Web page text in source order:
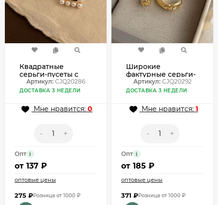
Квадратные
серьги-пусеты с
жемчужным
кантом CJQ20286
Артикул: CJQ20286
ДОСТАВКА 3 НЕДЕЛИ
Мне нравится: 0
- +
Опт i
от 137 ₽
оптовые цены
275 ₽Розница от 1000 ₽
Широкие
фактурные серьги-
полукольца
CJQ20292
Артикул:CJQ20292
ДОСТАВКА 3 НЕДЕЛИ
Мне нравится: 1
- +
Опт i
от 185 ₽
оптовые цены
371 ₽Розница от 1000 ₽